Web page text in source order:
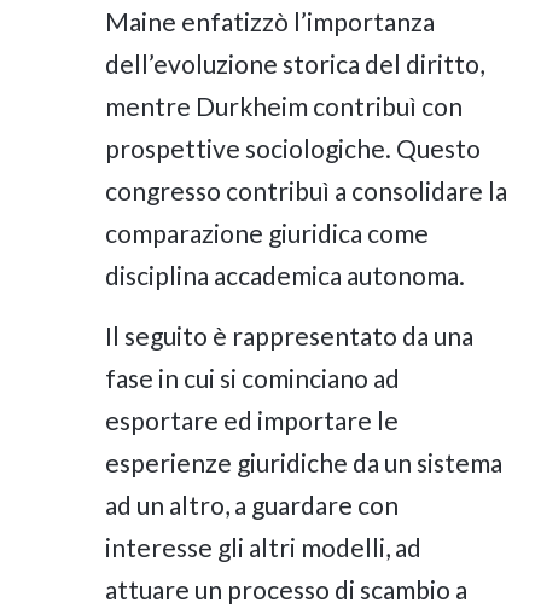
Maine enfatizzò l’importanza
dell’evoluzione storica del diritto,
mentre Durkheim contribuì con
prospettive sociologiche. Questo
congresso contribuì a consolidare la
comparazione giuridica come
disciplina accademica autonoma.
Il seguito è rappresentato da una
fase in cui si cominciano ad
esportare ed importare le
esperienze giuridiche da un sistema
ad un altro, a guardare con
interesse gli altri modelli, ad
attuare un processo di scambio a